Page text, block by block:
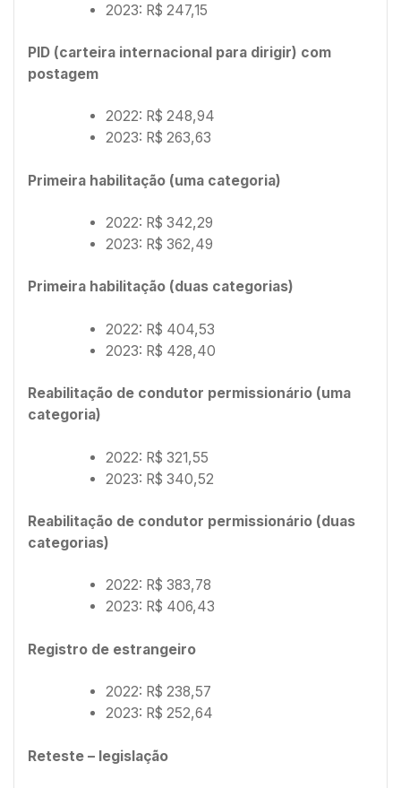
2023: R$ 247,15
PID (carteira internacional para dirigir) com
postagem
2022: R$ 248,94
2023: R$ 263,63
Primeira habilitação (uma categoria)
2022: R$ 342,29
2023: R$ 362,49
Primeira habilitação (duas categorias)
2022: R$ 404,53
2023: R$ 428,40
Reabilitação de condutor permissionário (uma
categoria)
2022: R$ 321,55
2023: R$ 340,52
Reabilitação de condutor permissionário (duas
categorias)
2022: R$ 383,78
2023: R$ 406,43
Registro de estrangeiro
2022: R$ 238,57
2023: R$ 252,64
Reteste – legislação